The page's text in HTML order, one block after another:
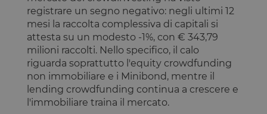
registrare un segno negativo: negli ultimi 12
mesi la raccolta complessiva di capitali si
attesta su un modesto -1%, con € 343,79
milioni raccolti. Nello specifico, il calo
riguarda soprattutto l'equity crowdfunding
non immobiliare e i Minibond, mentre il
lending crowdfunding continua a crescere e
l'immobiliare traina il mercato.
tC
Archiviazione
locale
Nome
Fornitore/
Dominio
Scadenza Descrizione
Nome
Fornitore/
Dominio
Scadenza
Fornitore /
Dominio
Scadenza
_cfuvid .calendly.com Sessione